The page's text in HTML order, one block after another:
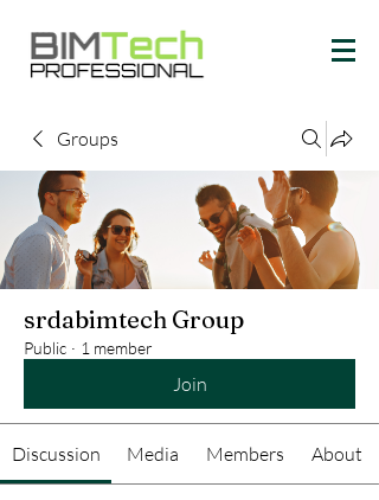
Groups
srdabimtech Group
Public · 1 member
Join
Discussion Media Members About